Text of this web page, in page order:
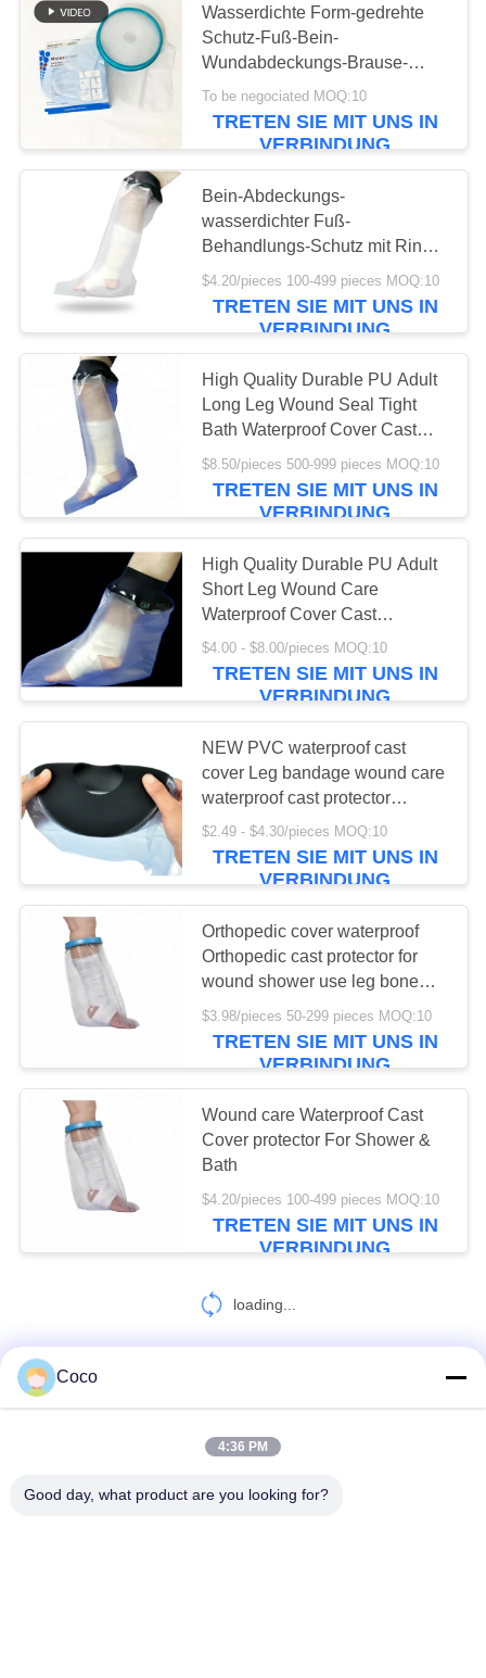
BITTE UM
EIN
ANGEBOT
SITEMAP
DATENSCHUTZRICHTLINIE
Wasserdichte Form-gedrehte
Schutz-Fuß-Bein-
Wundabdeckungs-Brause-
medizinische Ausrüstung PVCs
To be negociated MOQ:10
TRETEN SIE MIT UNS IN
VERBINDUNG
Bein-Abdeckungs-
wasserdichter Fuß-
Behandlungs-Schutz mit Ring
Shower Bath 23"
$4.20/pieces 100-499 pieces MOQ:10
TRETEN SIE MIT UNS IN
VERBINDUNG
High Quality Durable PU Adult
Long Leg Wound Seal Tight
Bath Waterproof Cover Cast
Bandage Protector
$8.50/pieces 500-999 pieces MOQ:10
TRETEN SIE MIT UNS IN
VERBINDUNG
High Quality Durable PU Adult
Short Leg Wound Care
Waterproof Cover Cast
Bandage Protector
$4.00 - $8.00/pieces MOQ:10
TRETEN SIE MIT UNS IN
VERBINDUNG
NEW PVC waterproof cast
cover Leg bandage wound care
waterproof cast protector
bandage protector for bath or
shower
$2.49 - $4.30/pieces MOQ:10
TRETEN SIE MIT UNS IN
VERBINDUNG
Orthopedic cover waterproof
Orthopedic cast protector for
wound shower use leg bone
break cover damp proof steam
lock
$3.98/pieces 50-299 pieces MOQ:10
TRETEN SIE MIT UNS IN
VERBINDUNG
Wound care Waterproof Cast
Cover protector For Shower &
Bath
$4.20/pieces 100-499 pieces MOQ:10
TRETEN SIE MIT UNS IN
VERBINDUNG
loading...
Coco
4:36 PM
Good day, what product are you looking for?